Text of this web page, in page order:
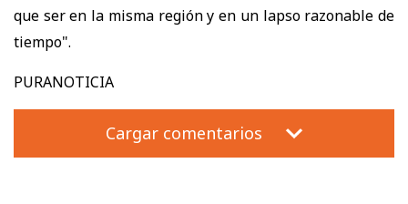
que ser en la misma región y en un lapso razonable de
tiempo".
PURANOTICIA
Cargar comentarios